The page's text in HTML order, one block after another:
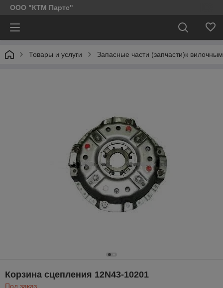
ООО "КТМ Партс"
Товары и услуги Запасные части (запчасти)к
Корзина сцепления 12N43-10201
Под заказ